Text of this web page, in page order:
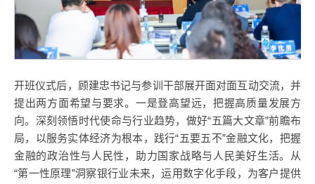
开班仪式后，顾建忠书记与参训干部展开面对面互动交流，并
提出两方面希望与要求。一是登高望远，把握高质量发展方
向。深刻领悟时代使命与行业趋势，做好“五篇大文章”前瞻布
局，以服务实体经济为根本，践行“五要五不”金融文化，把握
金融的政治性与人民性，助力国家战略与人民美好生活。从
“第一性原理”洞察银行业未来，运用数字化手段，为客户提供